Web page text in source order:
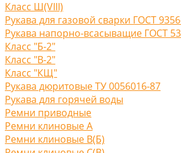
Класс Ш(VIII)
Рукава для газовой сварки ГОСТ
Рукава напорно-всасыващие ГОСТ
Класс "Б-2"
Класс "В-2"
Класс "КЩ"
Рукава дюритовые ТУ 0056016-87
Рукава для горячей воды
Ремни приводные
Ремни клиновые A
Ремни клиновые В(Б)